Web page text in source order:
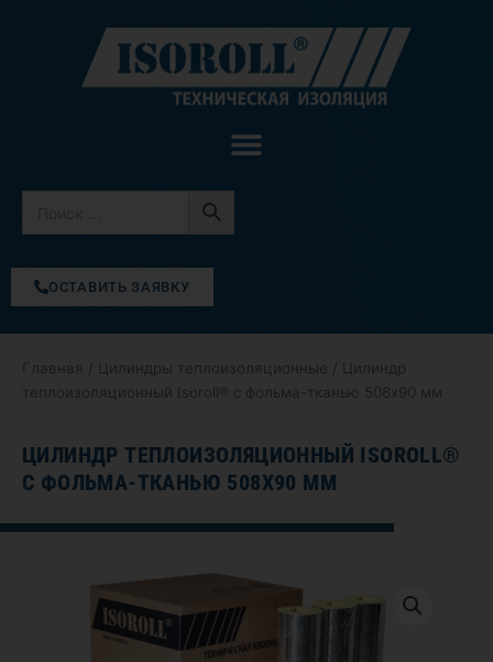
содержимому
ОСТАВИТЬ ЗАЯВКУ
Главная Цилиндры теплоизоляционные / Цилиндр
теплоизоляционный Isoroll® с фольма-тканью 508х90 мм
ЦИЛИНДР ТЕПЛОИЗОЛЯЦИОННЫЙ ISOROLL®
С ФОЛЬМА-ТКАНЬЮ 508Х90 ММ